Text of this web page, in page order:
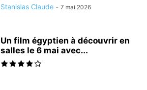
Stanislas Claude - 7 mai 2026
Un film égyptien à découvrir en
salles le 6 mai avec...